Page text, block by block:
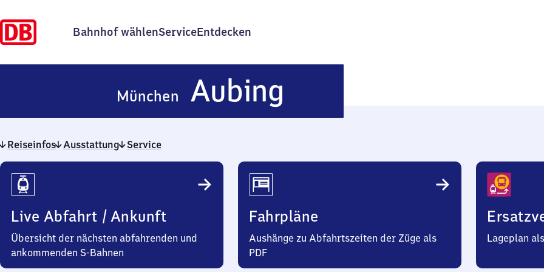
Bahnhof wählenServiceEntdecken
München Aubing
Aubing
Reiseinfos Ausstattung Service
Reiseinfos
Live Abfahrt / Ankunft
Übersicht der nächsten abfahrenden und
ankommenden S-Bahnen
Fahrpläne
Aushänge zu Abfahrtszeiten der Züge als
PDF
Lageplan